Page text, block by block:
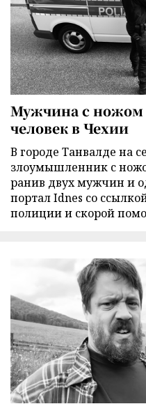
Мужчина с ножом
человек в Чехии
В городе Танвалде на
злоумышленник с
ранив двух мужчин и
портал Idnes со
полиции и скорой